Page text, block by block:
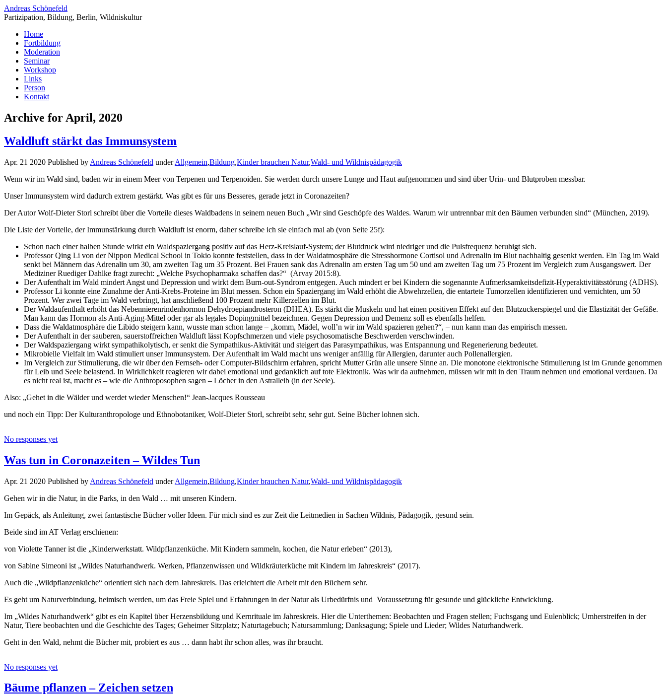
Andreas Schönefeld
Partizipation, Bildung, Berlin, Wildniskultur
Home
Fortbildung
Moderation
Seminar
Workshop
Links
Person
Kontakt
Archive for April, 2020
Waldluft stärkt das Immunsystem
Apr. 21 2020 Published by Andreas Schönefeld underAllgemein,Bildung,Kinder brauchen Natur,Wald- und Wildnispädagogik
Wenn wir im Wald sind, baden wir in einem Meer von Terpenen und Terpenoiden. Sie werden durch unsere Lunge und Haut aufgenommen und sind über Urin- und Blutproben messbar.
Unser Immunsystem wird dadurch extrem gestärkt. Was gibt es für uns Besseres, gerade jetzt in Coronazeiten?
Der Autor Wolf-Dieter Storl schreibt über die Vorteile dieses Waldbadens in seinem neuen Buch „Wir sind Geschöpfe des Waldes. Warum wir untrennbar mit den Bäumen verbunden sind“ (München, 2019).
Die Liste der Vorteile, der Immunstärkung durch Waldluft ist enorm, daher schreibe ich sie einfach mal ab (von Seite 25f):
Schon nach einer halben Stunde wirkt ein Waldspaziergang positiv auf das Herz-Kreislauf-System; der Blutdruck wird niedriger und die Pulsfrequenz beruhigt sich.
Professor Qing Li von der Nippon Medical School in Tokio konnte feststellen, dass in der Waldatmosphäre die Stresshormone Cortisol und Adrenalin im Blut nachhaltig gesenkt werden. Ein Tag im Wald
senkt bei Männern das Adrenalin um 30, am zweiten Tag um 35 Prozent. Bei Frauen sank das Adrenalin am ersten Tag um 50 und am zweiten Tag um 75 Prozent im Vergleich zum Ausgangswert. Der
Mediziner Ruediger Dahlke fragt zurecht: „Welche Psychopharmaka schaffen das?“ (Arvay 2015:8).
Der Aufenthalt im Wald mindert Angst und Depression und wirkt dem Burn-out-Syndrom entgegen. Auch mindert er bei Kindern die sogenannte Aufmerksamkeitsdefizit-Hyperaktivitätsstörung (ADHS).
Professor Li konnte eine Zunahme der Anti-Krebs-Proteine im Blut messen. Schon ein Spaziergang im Wald erhöht die Abwehrzellen, die entartete Tumorzellen identifizieren und vernichten, um 50
Prozent. Wer zwei Tage im Wald verbringt, hat anschließend 100 Prozent mehr Killerzellen im Blut.
Der Waldaufenthalt erhöht das Nebennierenrindenhormon Dehydroepiandrosteron (DHEA). Es stärkt die Muskeln und hat einen positiven Effekt auf den Blutzuckerspiegel und die Elastizität der Gefäße.
Man kann das Hormon als Anti-Aging-Mittel oder gar als legales Dopingmittel bezeichnen. Gegen Depression und Demenz soll es ebenfalls helfen.
Dass die Waldatmosphäre die Libido steigern kann, wusste man schon lange – „komm, Mädel, woll’n wir im Wald spazieren gehen?“, – nun kann man das empirisch messen.
Der Aufenthalt in der sauberen, sauerstoffreichen Waldluft lässt Kopfschmerzen und viele psychosomatische Beschwerden verschwinden.
Der Waldspaziergang wirkt sympathikolytisch, er senkt die Sympathikus-Aktivität und steigert das Parasympathikus, was Entspannung und Regenerierung bedeutet.
Mikrobielle Vielfalt im Wald stimuliert unser Immunsystem. Der Aufenthalt im Wald macht uns weniger anfällig für Allergien, darunter auch Pollenallergien.
Im Vergleich zur Stimulierung, die wir über den Fernseh- oder Computer-Bildschirm erfahren, spricht Mutter Grün alle unsere Sinne an. Die monotone elektronische Stimulierung ist im Grunde genommen
für Leib und Seele belastend. In Wirklichkeit reagieren wir dabei emotional und gedanklich auf tote Elektronik. Was wir da aufnehmen, müssen wir mit in den Traum nehmen und emotional verdauen. Da
es nicht real ist, macht es – wie die Anthroposophen sagen – Löcher in den Astralleib (in der Seele).
Also: „Gehet in die Wälder und werdet wieder Menschen!“ Jean-Jacques Rousseau
und noch ein Tipp: Der Kulturanthropologe und Ethnobotaniker, Wolf-Dieter Storl, schreibt sehr, sehr gut. Seine Bücher lohnen sich.
No responses yet
Was tun in Coronazeiten – Wildes Tun
Apr. 21 2020 Published by Andreas Schönefeld underAllgemein,Bildung,Kinder brauchen Natur,Wald- und Wildnispädagogik
Gehen wir in die Natur, in die Parks, in den Wald … mit unseren Kindern.
Im Gepäck, als Anleitung, zwei fantastische Bücher voller Ideen. Für mich sind es zur Zeit die Leitmedien in Sachen Wildnis, Pädagogik, gesund sein.
Beide sind im AT Verlag erschienen:
von Violette Tanner ist die „Kinderwerkstatt. Wildpflanzenküche. Mit Kindern sammeln, kochen, die Natur erleben“ (2013),
von Sabine Simeoni ist „Wildes Naturhandwerk. Werken, Pflanzenwissen und Wildkräuterküche mit Kindern im Jahreskreis“ (2017).
Auch die „Wildpflanzenküche“ orientiert sich nach dem Jahreskreis. Das erleichtert die Arbeit mit den Büchern sehr.
Es geht um Naturverbindung, heimisch werden, um das Freie Spiel und Erfahrungen in der Natur als Urbedürfnis und Voraussetzung für gesunde und glückliche Entwicklung.
Im „Wildes Naturhandwerk“ gibt es ein Kapitel über Herzensbildung und Kernrituale im Jahreskreis. Hier die Unterthemen: Beobachten und Fragen stellen; Fuchsgang und Eulenblick; Umherstreifen in der
Natur, Tiere beobachten und die Geschichte des Tages; Geheimer Sitzplatz; Naturtagebuch; Natursammlung; Danksagung; Spiele und Lieder; Wildes Naturhandwerk.
Geht in den Wald, nehmt die Bücher mit, probiert es aus … dann habt ihr schon alles, was ihr braucht.
No responses yet
Bäume pflanzen – Zeichen setzen